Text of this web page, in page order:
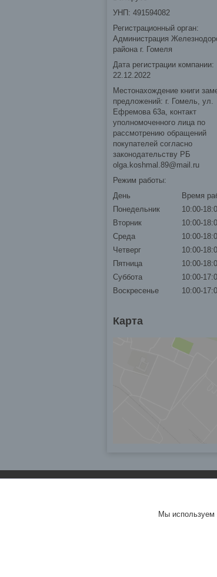
УНП: 491594082
Регистрационный орган:
Администрация
района г. Гомеля
Дата регистрации компании:
22.12.2022
Местонахождение книги
предложений: г. Гомель, ул.
Ефремова 63а, контакт
уполномоченного лица по
рассмотрению обращений
покупателей согласно
законодательству РБ
olga.koshmal.89@mail.ru
Режим работы:
День
Время
Понедельник
10:00-
Вторник
10:00-
Среда
10:00-
Четверг
10:00-
Пятница
10:00-
Суббота
10:00-
Воскресенье
10:00-
Карта
Мы используем